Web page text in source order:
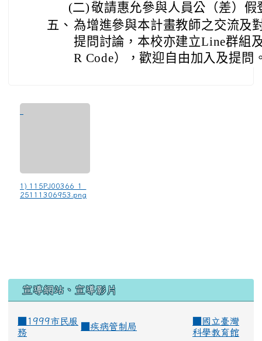
(二) 敬請惠允參與人員公（差）假
五、 為增進參與本計畫教師之交流及
提問討論，本校亦建立Line群組
R Code），歡迎自由加入及提問
1) 115PJ00366_1_
25111306953.png
宣導網站、宣導影片
■1999市民服
務
疾病管制局
國立臺灣
科學教育館